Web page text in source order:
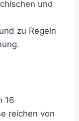
und
zu Regeln
16
reichen von